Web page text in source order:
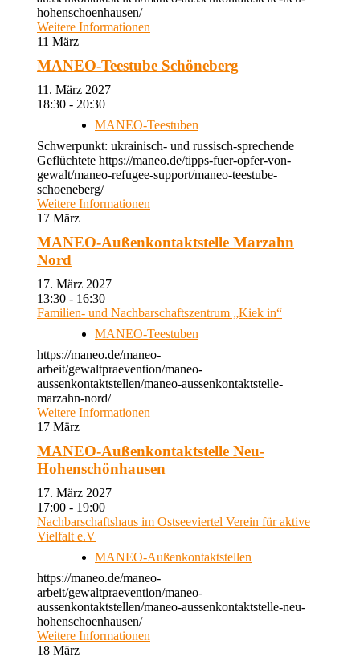
hohenschoenhausen/
Weitere Informationen
11 März
MANEO-Teestube Schöneberg
11. März 2027
18:30 - 20:30
MANEO-Teestuben
Schwerpunkt: ukrainisch- und russisch-sprechende
Geflüchtete https://maneo.de/tipps-fuer-opfer-von-
gewalt/maneo-refugee-support/maneo-teestube-
schoeneberg/
Weitere Informationen
17 März
MANEO-Außenkontaktstelle Marzahn
Nord
17. März 2027
13:30 - 16:30
Familien- und Nachbarschaftszentrum „Kiek in“
MANEO-Teestuben
https://maneo.de/maneo-
arbeit/gewaltpraevention/maneo-
aussenkontaktstellen/maneo-aussenkontaktstelle-
marzahn-nord/
Weitere Informationen
17 März
MANEO-Außenkontaktstelle Neu-
Hohenschönhausen
17. März 2027
17:00 - 19:00
Nachbarschaftshaus im Ostseeviertel Verein für aktive
Vielfalt e.V
MANEO-Außenkontaktstellen
https://maneo.de/maneo-
arbeit/gewaltpraevention/maneo-
aussenkontaktstellen/maneo-aussenkontaktstelle-neu-
hohenschoenhausen/
Weitere Informationen
18 März